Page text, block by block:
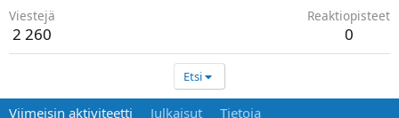
Viestejä
2 260
Reaktiopisteet
0
Etsi
Viimeisin aktiviteetti Julkaisut Tietoja